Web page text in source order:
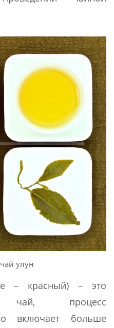
улун
– красный) – это
чай, процесс
включает больше